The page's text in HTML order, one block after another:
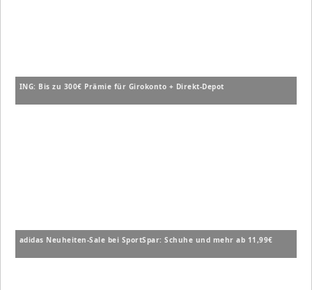
ING: Bis zu 300€ Prämie für Girokonto + Direkt-Depot
adidas Neuheiten-Sale bei SportSpar: Schuhe und mehr ab 11,99€